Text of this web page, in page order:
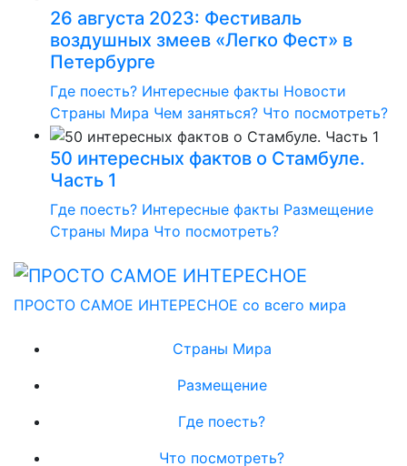
26 августа 2023: Фестиваль
воздушных змеев «Легко Фест» в
Петербурге
Где поесть? Интересные факты Новости
Страны Мира Чем заняться? Что посмотреть?
50 интересных фактов о Стамбуле.
Часть 1
Где поесть? Интересные факты Размещение
Страны Мира Что посмотреть?
ПРОСТО САМОЕ ИНТЕРЕСНОЕ со всего мира
Страны Мира
Размещение
Где поесть?
Что посмотреть?